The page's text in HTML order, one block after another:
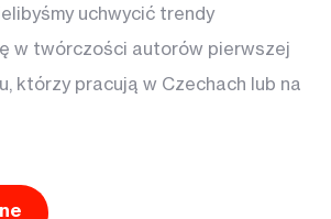
uchwycić trendy
w twórczości autorów pierwszej
którzy pracują w Czechach lub na